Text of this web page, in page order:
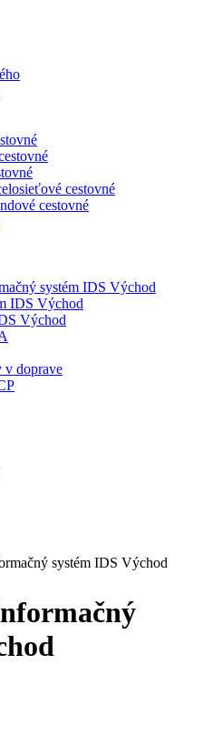
cestovné
cestovné
systém IDS Východ
IDS Východ
Východ
v doprave
systém IDS Východ